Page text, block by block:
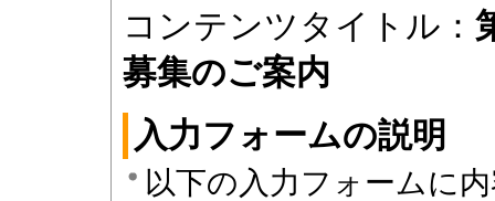
コンテンツタイトル：
募集のご案内
入力フォームの説明
以下の入力フォームに